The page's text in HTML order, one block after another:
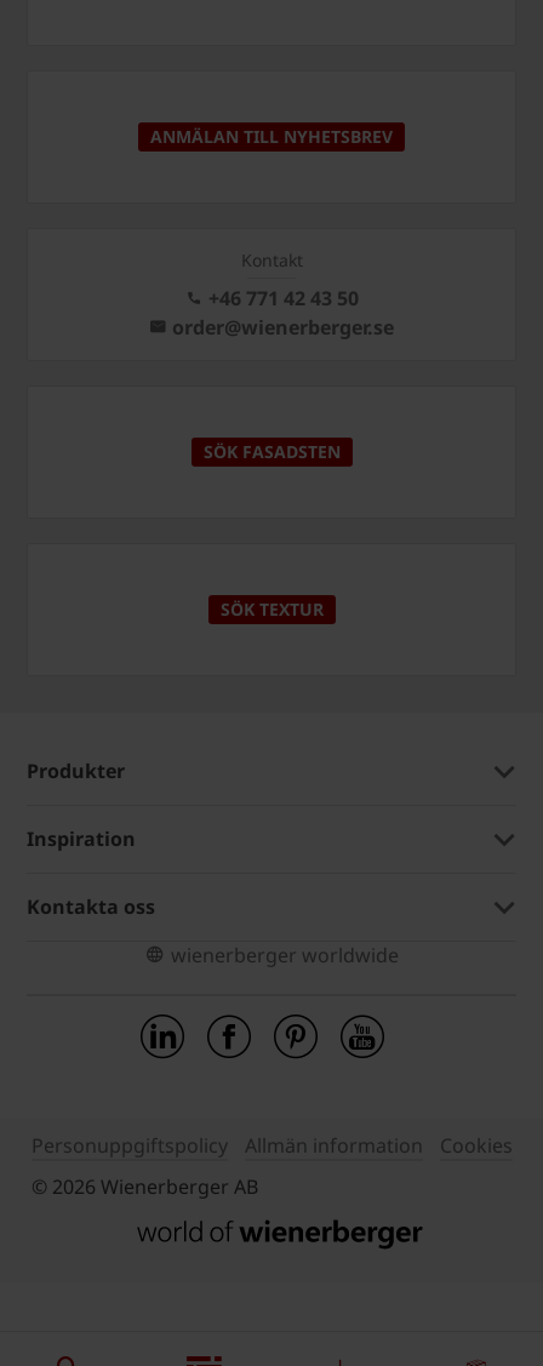
ANMÄLAN TILL NYHETSBREV
Kontakt
+46 771 42 43 50
order@wienerberger.se
SÖK FASADSTEN
SÖK TEXTUR
Produkter
Inspiration
Kontakta oss
wienerberger worldwide
Personuppgiftspolicy Allmän information
Cookies
© 2026 Wienerberger AB